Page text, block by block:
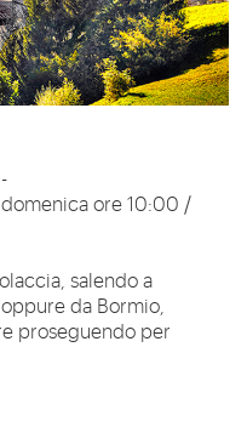
ore 10:00 /
salendo a
da Bormio,
proseguendo per